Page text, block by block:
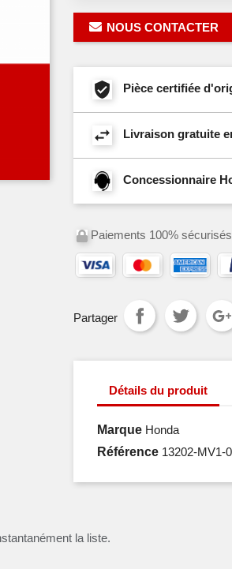
NOUS CONTACTER
Pièce certifiée
Livraison gratuite
Concessionnaire
Paiements 100% sécurisés
Partager
Détails du produit
Marque Honda
Référence 13202-MV1-
la liste.